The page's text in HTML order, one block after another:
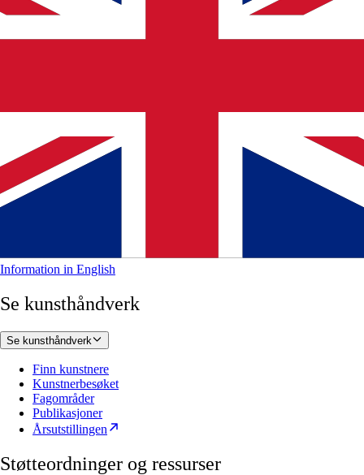
Information in English
Se kunsthåndverk
Se kunsthåndverk
Finn kunstnere
Kunstnerbesøket
Fagområder
Publikasjoner
Årsutstillingen
Støtteordninger og ressurser